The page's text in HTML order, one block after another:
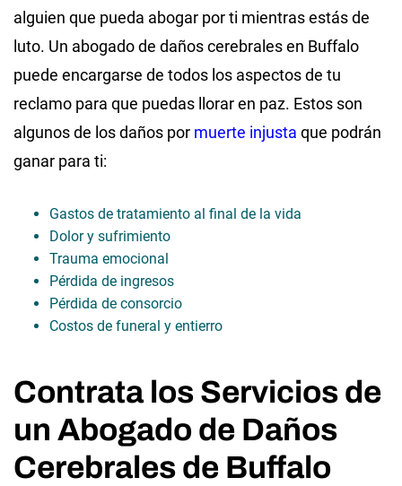
alguien que pueda abogar por ti mientras estás de
luto. Un abogado de daños cerebrales en Buffalo
puede encargarse de todos los aspectos de tu
reclamo para que puedas llorar en paz. Estos son
algunos de los daños por muerte injusta que podrán
ganar para ti:
Gastos de tratamiento al final de la vida
Dolor y sufrimiento
Trauma emocional
Pérdida de ingresos
Pérdida de consorcio
Costos de funeral y entierro
Contrata los Servicios de
un Abogado de Daños
Cerebrales de Buffalo